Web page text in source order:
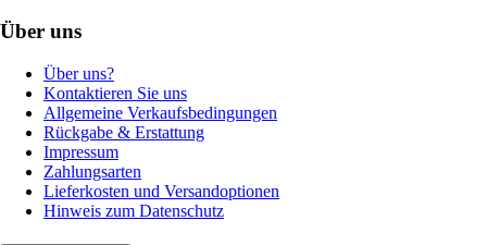
Über uns
Über uns?
Kontaktieren Sie uns
Allgemeine Verkaufsbedingungen
Rückgabe & Erstattung
Impressum
Zahlungsarten
Lieferkosten und Versandoptionen
Hinweis zum Datenschutz